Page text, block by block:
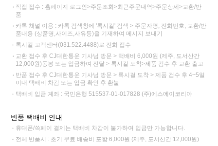
직접 접수 : 홈페이지 로그인>주문조회>최근주문내역>주문상세>교환/반
품
카톡 채널 이용 : 카톡 검색창에 '록시걸' 검색 > 주문자명, 전화번호, 교환/반
품내용 (상품명,사이즈,사유등)을 기재하여 메시지 보내기
록시걸 고객센터(031.522.4488)로 전화 접수
교환 접수 후 CJ대한통운 기사님 방문 > 택배비 6,000원 (제주, 도서산간
12,000원)동봉 또는 입금하여 전달 > 록시걸 도착>제품 검수 후 교환 출고
반품 접수 후 CJ대한통운 기사님 방문 > 록시걸 도착 > 제품 검수 후 4~5일
이내 택배비 차감 또는 입금 확인 후 환불
택배비 입금 계좌 : 국민은행 515537-01-017828 (주)에스에이코리아
반품 택배비 안내
휴대폰/쓱페이 결제는 택배비 차감이 불가하여 입금만 가능합니다.
전체 반품시 : 초기 무료 배송비 포함 6,000원 (제주, 도서산간 12,000원)